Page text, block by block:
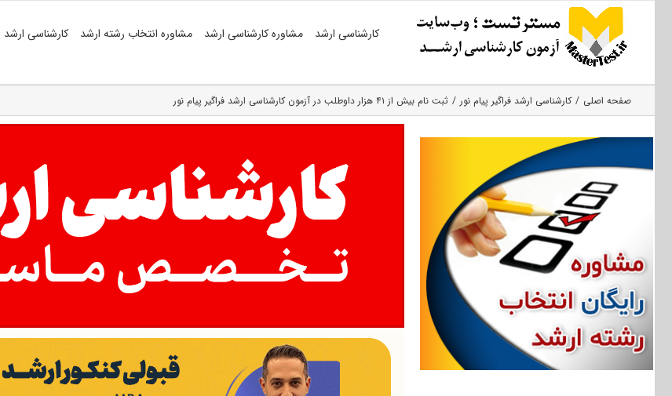
کارشناسی ارشد مشاوره کارشناسی ارشد مشاوره انتخاب رشته ارشد کارشناسی ارشد
صفحه اصلی کارشناسی ارشد فراگیر پیام نور ثبت نام بیش از ۴۱ هزار داوطلب در آزمون کارشناسی ارشد فراگیر پیام نور